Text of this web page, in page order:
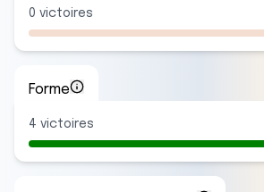
0 victoires
Forme
4 victoires